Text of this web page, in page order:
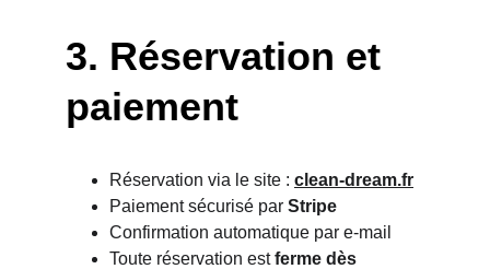
3. Réservation et
paiement
Réservation via le site : clean-dream.fr
Paiement sécurisé par Stripe
Confirmation automatique par e-mail
Toute réservation est ferme dès